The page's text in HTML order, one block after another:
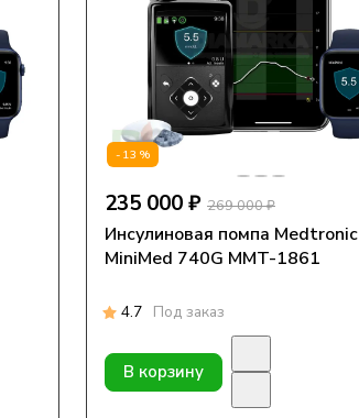
-13%
235 000 ₽ 269 000 ₽
Инсулиновая помпа Medtronic
MiniMed 740G MMT-1861
4.7 Под заказ
В корзину